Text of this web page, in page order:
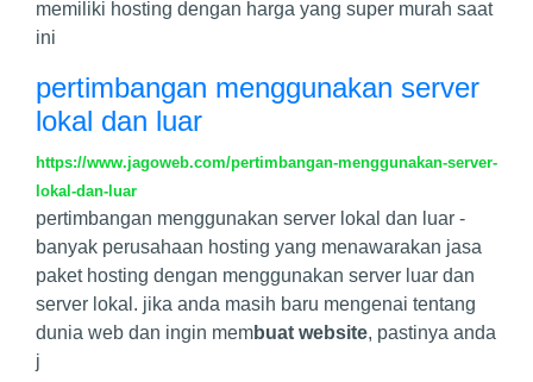
memiliki hosting dengan harga yang super murah saat
ini
pertimbangan menggunakan server
lokal dan luar
https://www.jagoweb.com/pertimbangan-menggunakan-server-
lokal-dan-luar
pertimbangan menggunakan server lokal dan luar -
banyak perusahaan hosting yang menawarakan jasa
paket hosting dengan menggunakan server luar dan
server lokal. jika anda masih baru mengenai tentang
dunia web dan ingin membuat website, pastinya anda
j